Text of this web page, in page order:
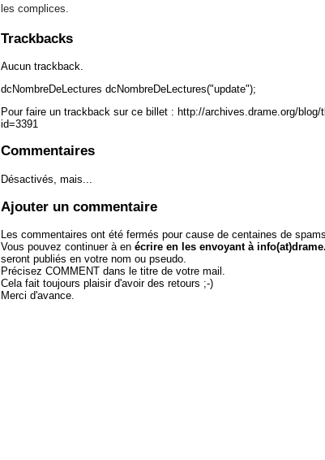
les complices.
Trackbacks
Aucun trackback.
dcNombreDeLectures dcNombreDeLectures("update");
Pour faire un trackback sur ce billet : http://archives.drame.org/blog/
id=3391
Commentaires
Désactivés, mais...
Ajouter un commentaire
Les commentaires ont été fermés pour cause de centaines de
Vous pouvez continuer à en écrire en les envoyant à
seront publiés en votre nom ou pseudo.
Précisez COMMENT dans le titre de votre mail.
Cela fait toujours plaisir d'avoir des retours ;-)
Merci d'avance.